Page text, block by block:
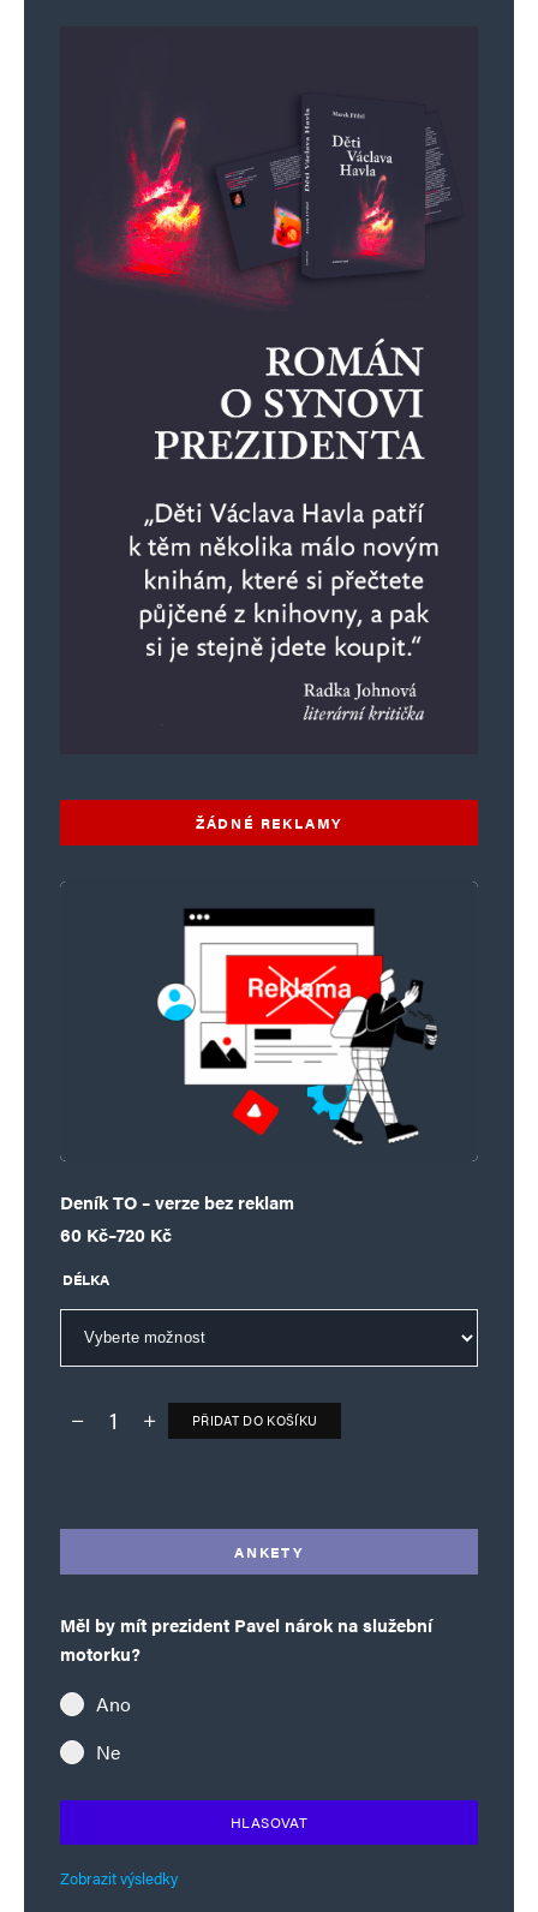
ŽÁDNÉ REKLAMY
Deník TO – verze bez reklam
60 Kč–720 Kč
Rozpětí cen: 60 Kč až 720 Kč
DÉLKA
Deník TO – verze bez reklam množství
PŘIDAT DO KOŠÍKU
ANKETY
Měl by mít prezident Pavel nárok na služební
motorku?
Ano
Ne
HLASOVAT
Zobrazit výsledky